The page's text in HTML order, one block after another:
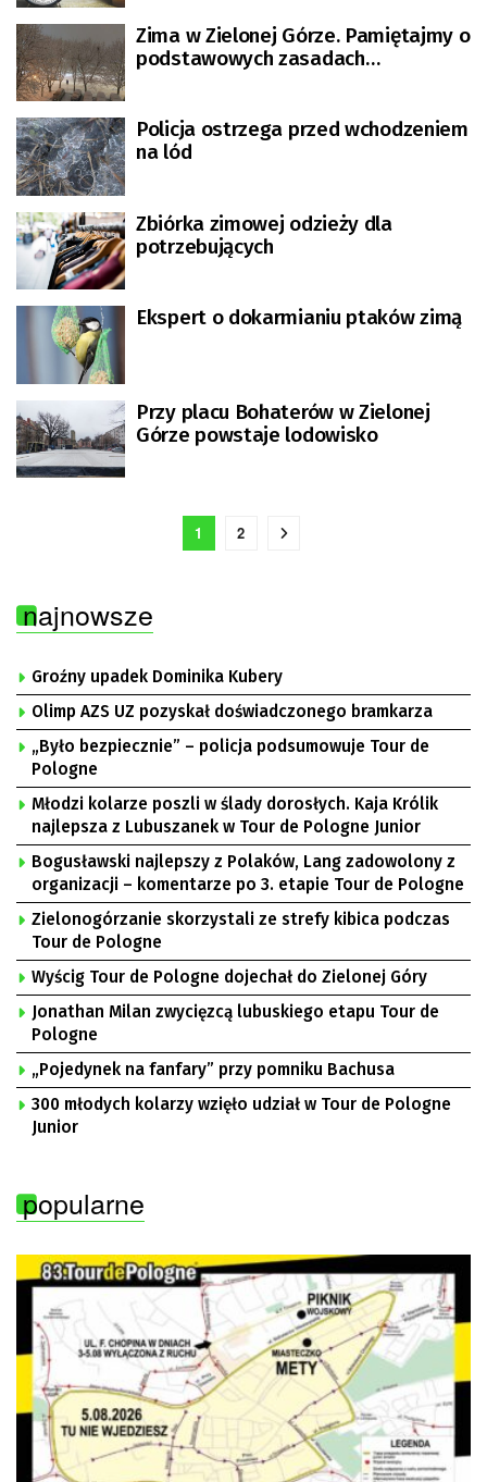
Zima w Zielonej Górze. Pamiętajmy o
podstawowych zasadach
Policja ostrzega przed wchodzeniem
na lód
Zbiórka zimowej odzieży dla
potrzebujących
Ekspert o dokarmianiu ptaków zimą
Przy placu Bohaterów w Zielonej
Górze powstaje lodowisko
1 2
najnowsze
Groźny upadek Dominika Kubery
Olimp AZS UZ pozyskał doświadczonego bramkarza
„Było bezpiecznie” – policja podsumowuje Tour de
Pologne
Młodzi kolarze poszli w ślady dorosłych. Kaja Królik
najlepsza z Lubuszanek w Tour de Pologne Junior
Bogusławski najlepszy z Polaków, Lang zadowolony z
organizacji – komentarze po 3. etapie Tour de Pologne
Zielonogórzanie skorzystali ze strefy kibica podczas
Tour de Pologne
Wyścig Tour de Pologne dojechał do Zielonej Góry
Jonathan Milan zwycięzcą lubuskiego etapu Tour de
Pologne
„Pojedynek na fanfary” przy pomniku Bachusa
300 młodych kolarzy wzięło udział w Tour de Pologne
Junior
popularne